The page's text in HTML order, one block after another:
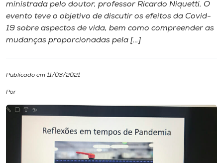
Diplomados
Cultura
CPA
Biblioteca
Editora
ministrada pelo doutor, professor Ricardo Niquetti. O
evento teve o objetivo de discutir os efeitos da Covid-
19 sobre aspectos de vida, bem como compreender as
mudanças proporcionadas pela […]
Publicado em 11/03/2021
Por